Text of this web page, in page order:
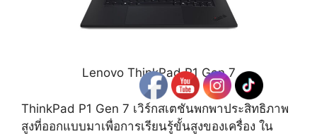
Lenovo ThinkPad P1 Gen 7
ThinkPad P1 Gen 7 เวิร์กสเตชันพกพาประสิทธิภาพ
สูงที่ออกแบบมาเพื่อการเรียนรู้ขั้นสูงของเครื่อง ใน